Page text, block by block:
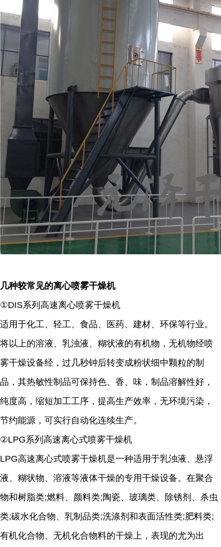
几种较常见的离心喷雾干燥机
①DIS系列高速离心喷雾干燥机
适用于化工、轻工、食品、医药、建材、环保等行业。
将以上的溶液、乳浊液、糊状液的有机物，无机物经喷
雾干燥设备经，过几秒钟后转变成粉状细中颗粒的制
品，其热敏性制品可保持色、香、味，制品溶解性好，
纯度高，缩短加工工序，提高生产效率，无环境污染，
节约能源，可实行自动化连续生产。
②LPG系列高速离心式喷雾干燥机
LPG高速离心式喷雾干燥机是一种适用于乳浊液、悬浮
液、糊状物、溶液等液体干燥的专用干燥设备。在聚合
物和树脂类;燃料、颜料类;陶瓷、玻璃类、除锈剂、杀虫
类;碳水化合物、乳制品类;洗涤剂和表面活性类;肥料类;
有机化合物、无机化合物料的干燥上，表现的尤为出